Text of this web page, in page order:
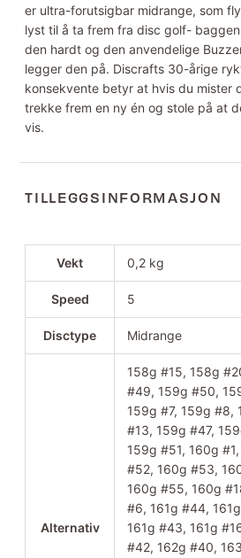
er ultra-forutsigbar midrange, som
lyst til å ta frem fra disc golf-
den hardt og den anvendelige
legger den på. Discrafts 30-årige
konsekvente betyr at hvis du mister
trekke frem en ny én og stole på at
vis.
TILLEGGSINFORMASJON
Vekt 0,2 kg
Speed 5
Disctype Midrange
Alternativ
158g #15, 158g
#49, 159g #50,
159g #7, 159g #8,
#13, 159g #47,
159g #51, 160g
#52, 160g #53,
160g #55, 160g
#6, 161g #44,
161g #43, 161g
#42, 162g #40,